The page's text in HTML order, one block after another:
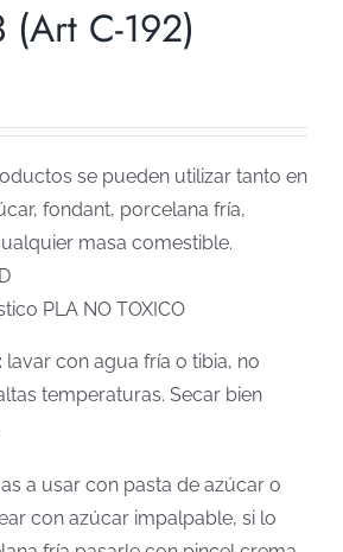
(Art C-192)
se pueden utilizar tanto en
fondant, porcelana fría,
masa comestible.
PLA NO TOXICO
lavar con agua fría o tibia, no
temperaturas. Secar bien
a usar con pasta de azúcar o
con azúcar impalpable, si lo